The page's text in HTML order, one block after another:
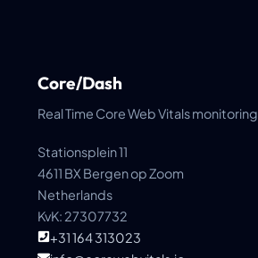
Core/Dash
Real Time Core Web Vitals monitoring
Stationsplein 11
4611 BX Bergen op Zoom
Netherlands
KvK: 27307732
+31 164 313023